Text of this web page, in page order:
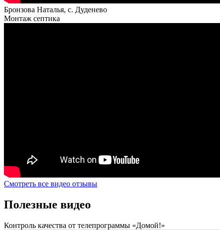
Бронзова Наталья, с. Дуденево
Монтаж септика
Смотреть все видео отзывы
Полезные видео
Контроль качества от телепрограммы «Домой!»